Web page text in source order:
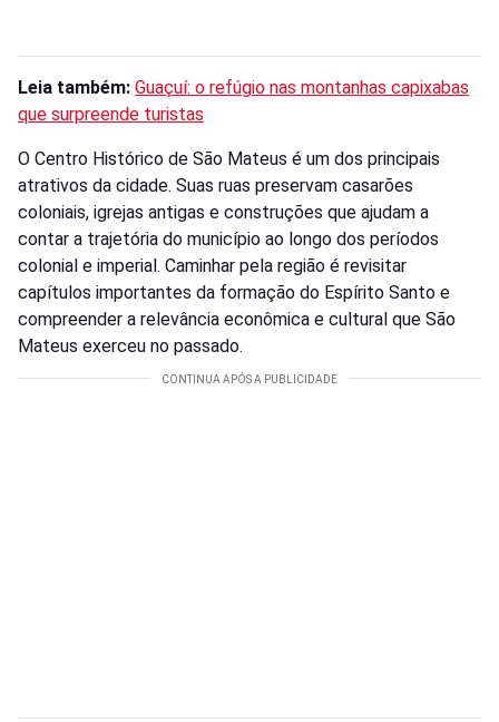
Leia também: Guaçuí: o refúgio nas montanhas capixabas
que surpreende turistas
O Centro Histórico de São Mateus é um dos principais
atrativos da cidade. Suas ruas preservam casarões
coloniais, igrejas antigas e construções que ajudam a
contar a trajetória do município ao longo dos períodos
colonial e imperial. Caminhar pela região é revisitar
capítulos importantes da formação do Espírito Santo e
compreender a relevância econômica e cultural que São
Mateus exerceu no passado.